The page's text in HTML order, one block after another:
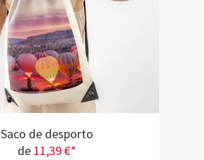
Saco de desporto
de 11,39 €*